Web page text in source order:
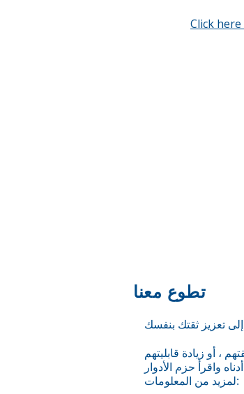
Click
تطوع معنا
، أو زيادة قابليتهم
واقرأ حزم الأدوار
لمزيد من المعلومات: